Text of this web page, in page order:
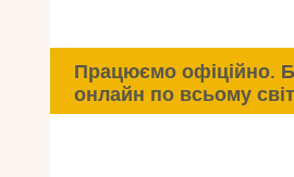
Інфо
Працюємо офіційно.
онлайн по всьому